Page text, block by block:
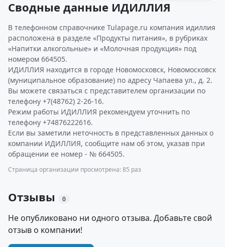
Сводные данные ИДИЛЛИЯ
В телефонном справочнике Tulapage.ru компания идиллия
расположена в разделе «Продукты питания», в рубриках
«Напитки алкогольные» и «Молочная продукция» под
номером 664505.
ИДИЛЛИЯ находится в городе Новомосковск, Новомосковск
(муниципальное образование) по адресу Чапаева ул., д. 2.
Вы можете связаться с представителем организации по
телефону +7(48762) 2-26-16.
Режим работы ИДИЛЛИЯ рекомендуем уточнить по
телефону +74876222616.
Если вы заметили неточность в представленных данных о
компании ИДИЛЛИЯ, сообщите нам об этом, указав при
обращении ее номер - № 664505.
Страница организации просмотрена: 85 раз
Отзывы 0
Не опубликовано ни одного отзыва. Добавьте свой
отзыв о компании!